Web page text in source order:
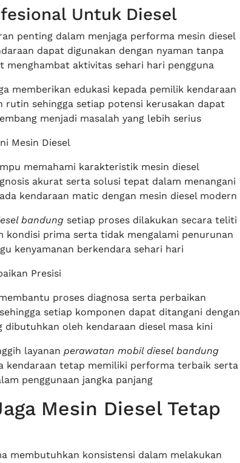
Untuk Diesel
penting dalam menjaga performa mesin diesel
dapat digunakan dengan nyaman tanpa
menghambat aktivitas sehari hari pengguna
memberikan edukasi kepada pemilik kendaraan
rutin sehingga setiap potensi kerusakan dapat
menjadi masalah yang lebih serius
Mesin Diesel
memahami karakteristik mesin diesel
akurat serta solusi tepat dalam menangani
kendaraan matic dengan mesin diesel modern
bandungsetiap proses dilakukan secara teliti
kondisi prima serta tidak mengalami penurunan
kenyamanan berkendara sehari hari
Presisi
proses diagnosa serta perbaikan
setiap komponen dapat ditangani dengan
dibutuhkan oleh kendaraan diesel masa kini
layanan perawatan mobil diesel bandung
kendaraan tetap memiliki performa terbaik serta
penggunaan jangka panjang
Mesin Diesel Tetap
membutuhkan konsistensi dalam melakukan